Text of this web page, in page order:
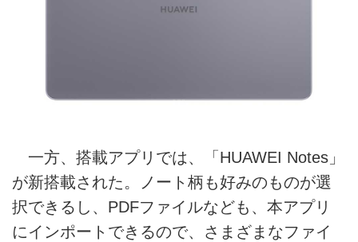
一方、搭載アプリでは、「HUAWEI Notes」
が新搭載された。ノート柄も好みのものが選
択できるし、PDFファイルなども、本アプリ
にインポートできるので、さまざまなファイ